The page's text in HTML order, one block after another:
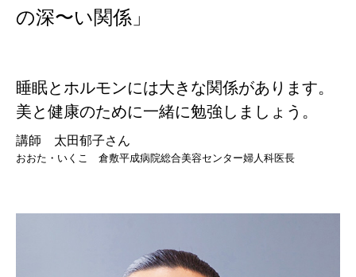
の深〜い関係」
睡眠とホルモンには大きな関係があります。
美と健康のために一緒に勉強しましょう。
講師 太田郁子さん
おおた・いくこ 倉敷平成病院総合美容センター婦人科医長